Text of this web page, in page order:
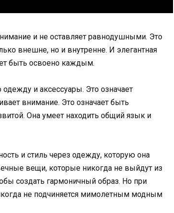
и не оставляет равнодушными. Это
внешне, но и внутренне. И элегантная
быть освоено каждым.
и аксессуары. Это означает
внимание. Это означает быть
Она умеет находить общий язык и
и стиль через одежду, которую она
вещи, которые никогда не выйдут из
создать гармоничный образ. Но при
не подчиняется мимолетным модным